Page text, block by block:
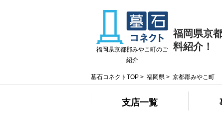
福岡県京
料紹介！
福岡県京都郡みやこ町のご
紹介
墓石コネクトTOP > 福岡県 > 京都郡みやこ町
支店一覧